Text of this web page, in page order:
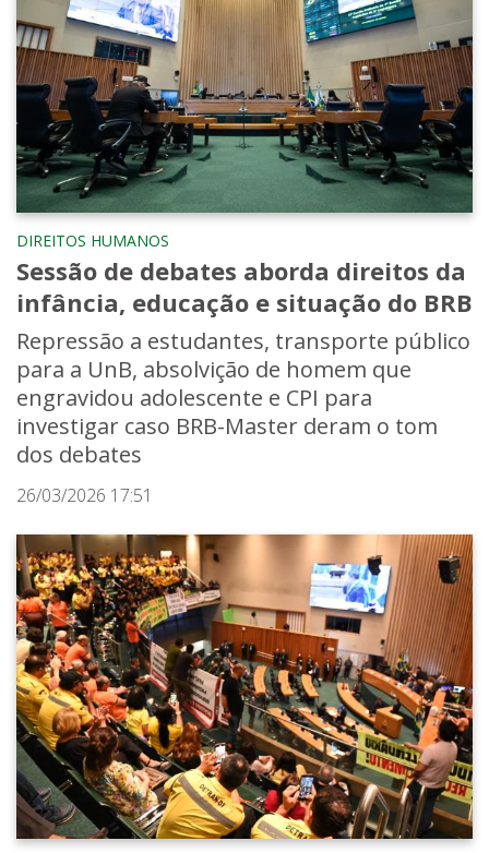
DIREITOS HUMANOS
Sessão de debates aborda direitos da
infância, educação e situação do BRB
Repressão a estudantes, transporte público
para a UnB, absolvição de homem que
engravidou adolescente e CPI para
investigar caso BRB-Master deram o tom
dos debates
26/03/2026 17:51